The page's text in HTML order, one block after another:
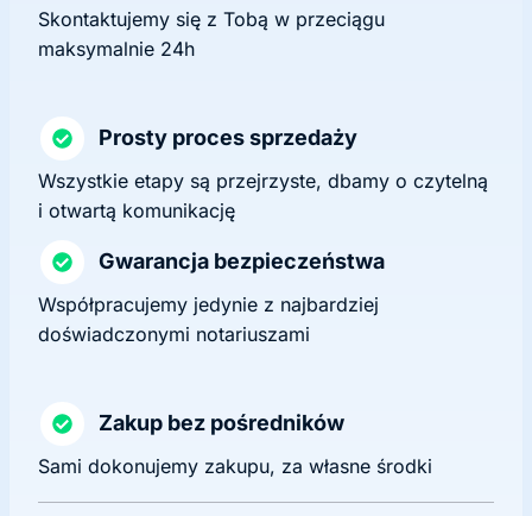
Skontaktujemy się z Tobą w przeciągu
maksymalnie 24h
Prosty proces sprzedaży
Wszystkie etapy są przejrzyste, dbamy o czytelną
i otwartą komunikację
Gwarancja bezpieczeństwa
Współpracujemy jedynie z najbardziej
doświadczonymi notariuszami
Zakup bez pośredników
Sami dokonujemy zakupu, za własne środki